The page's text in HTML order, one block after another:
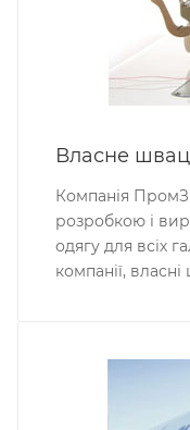
Власне
Компанія
розробкою і
одягу для всіх
компанії,